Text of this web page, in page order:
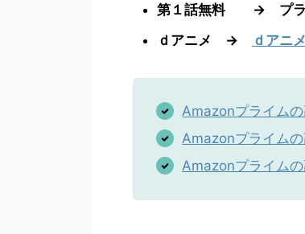
第１話無料 → プライ
ｄアニメ →
ｄアニ
Amazonプライム
Amazonプライム
Amazonプライム